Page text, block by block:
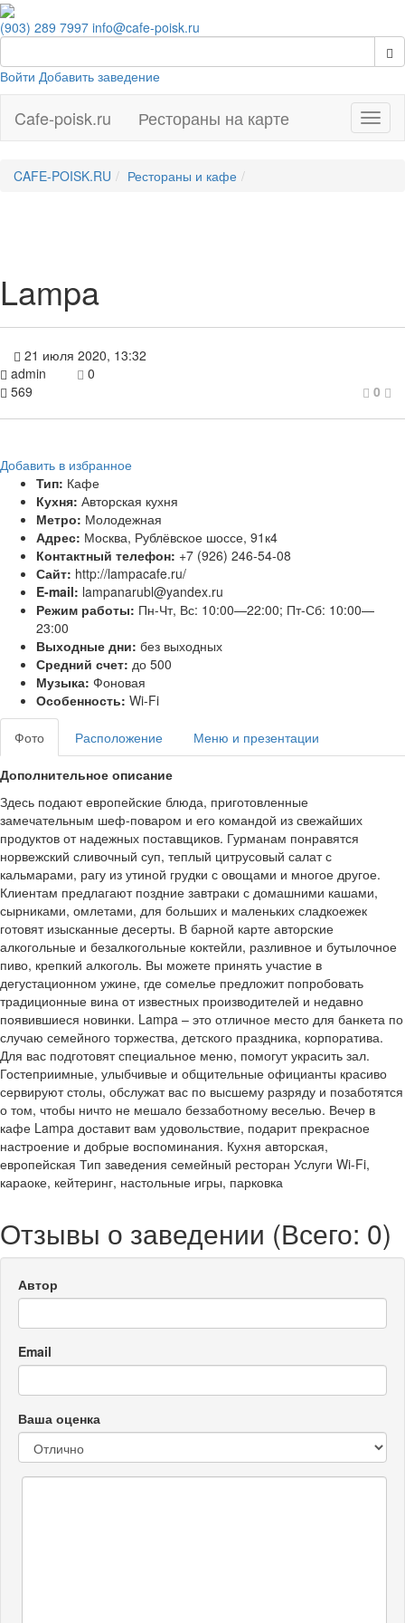
(903) 289 7997 info@cafe-poisk.ru
Войти Добавить заведение
Cafe-poisk.ru Рестораны на карте
CAFE-POISK.RU Рестораны и кафе
Lampa
21 июля 2020, 13:32
admin
0
569
0
Добавить в избранное
Тип: Кафе
Кухня: Авторская кухня
Метро: Молодежная
Адрес: Москва, Рублёвское шоссе, 91к4
Контактный телефон: +7 (926) 246-54-08
Сайт: http://lampacafe.ru/
E-mail: lampanarubl@yandex.ru
Режим работы: Пн-Чт, Вс: 10:00—22:00; Пт-Сб: 10:00—
23:00
Выходные дни: без выходных
Средний счет: до 500
Музыка: Фоновая
Особенность: Wi-Fi
Фото Расположение Меню и презентации
Дополнительное описание
Здесь подают европейские блюда, приготовленные
замечательным шеф-поваром и его командой из свежайших
продуктов от надежных поставщиков. Гурманам понравятся
норвежский сливочный суп, теплый цитрусовый салат с
кальмарами, рагу из утиной грудки с овощами и многое другое.
Клиентам предлагают поздние завтраки с домашними кашами,
сырниками, омлетами, для больших и маленьких сладкоежек
готовят изысканные десерты. В барной карте авторские
алкогольные и безалкогольные коктейли, разливное и бутылочное
пиво, крепкий алкоголь. Вы можете принять участие в
дегустационном ужине, где сомелье предложит попробовать
традиционные вина от известных производителей и недавно
появившиеся новинки. Lampa – это отличное место для банкета по
случаю семейного торжества, детского праздника, корпоратива.
Для вас подготовят специальное меню, помогут украсить зал.
Гостеприимные, улыбчивые и общительные официанты красиво
сервируют столы, обслужат вас по высшему разряду и позаботятся
о том, чтобы ничто не мешало беззаботному веселью. Вечер в
кафе Lampa доставит вам удовольствие, подарит прекрасное
настроение и добрые воспоминания. Кухня авторская,
европейская Тип заведения семейный ресторан Услуги Wi-Fi,
караоке, кейтеринг, настольные игры, парковка
Отзывы о заведении (Всего: 0)
Автор
Email
Ваша оценка